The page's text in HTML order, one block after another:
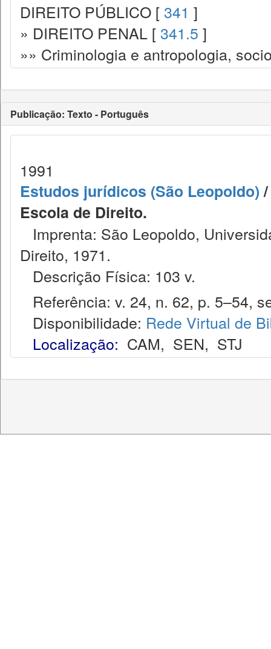
DIREITO PÚBLICO [ 341 ]
» DIREITO PENAL [ 341.5 ]
»» Criminologia e antropologia,
Publicação: Texto - Português
1991
Estudos jurídicos (São Leopoldo)
Escola de Direito.
Imprenta: São Leopoldo,
Direito, 1971.
Descrição Física: 103 v.
Referência: v. 24, n. 62, p. 5–54,
Disponibilidade: Rede Virtual de
Localização: CAM, SEN, STJ